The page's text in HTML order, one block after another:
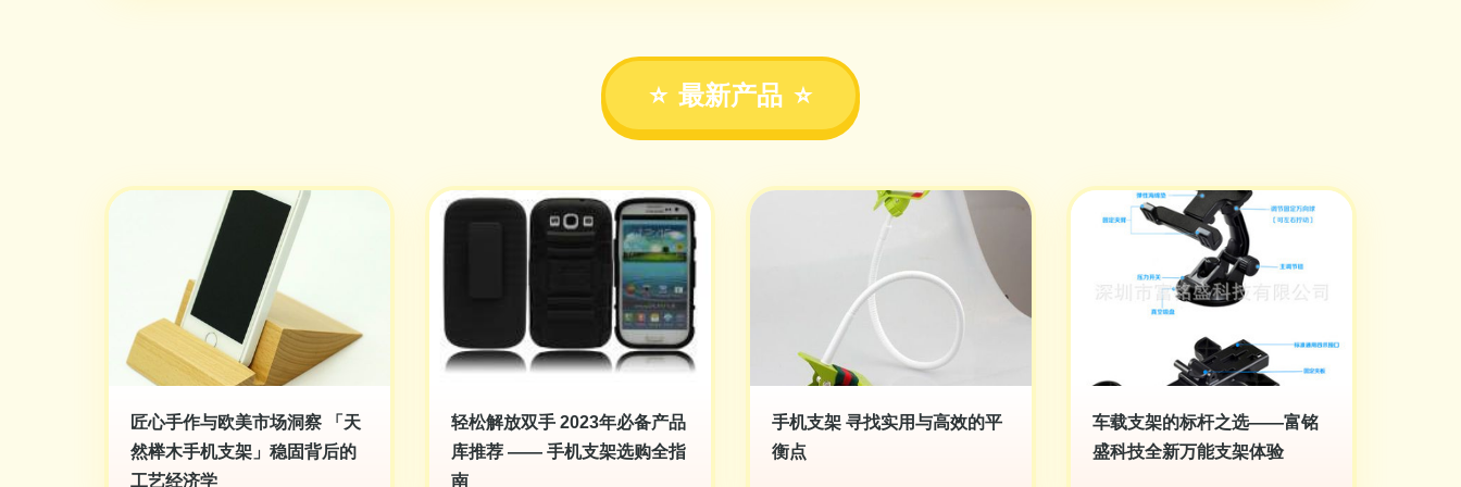
最新产品
匠心手作与欧美市场洞察 「天
然榉木手机支架」稳固背后的
工艺经济学
轻松解放双手 2023年必备产品
库推荐 —— 手机支架选购全指
南
手机支架 寻找实用与高效的平
衡点
车载支架的标杆之选——富铭
盛科技全新万能支架体验